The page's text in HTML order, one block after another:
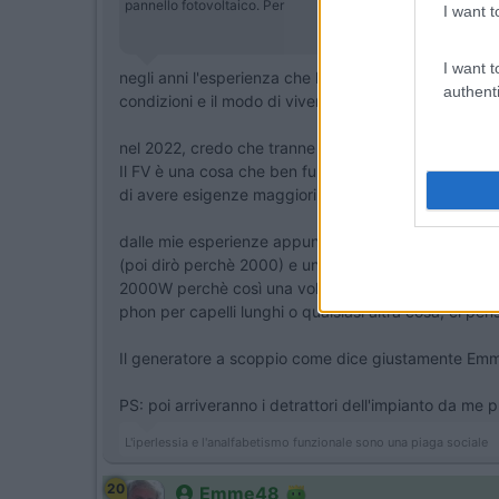
I want
I want
pannello fotovoltaico. Per
negli anni l'esperienza che ho maturato porta a
condizioni e il modo di vivere il mezzo.
nel 2022, credo che tranne rari casi, un generatore
Il FV è una cosa che ben funziona in estate e
di avere esigenze maggiori magari fecendo della
dalle mie esperienze appunto, ho maturato che
(poi dirò perchè 2000) e un Efoy, dove non avrai
2000W perchè così una volta acquistato non lo
phon per capelli lunghi o qualsiasi altra cosa, ci
Il generatore a scoppio come dice giustamente
PS: poi arriveranno i detrattori dell'impianto da me
L'iperlessia e l'analfabetismo funzionale sono una piaga sociale
20 Emme48